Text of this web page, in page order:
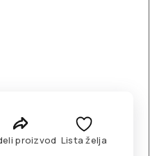
proizvod Lista želja